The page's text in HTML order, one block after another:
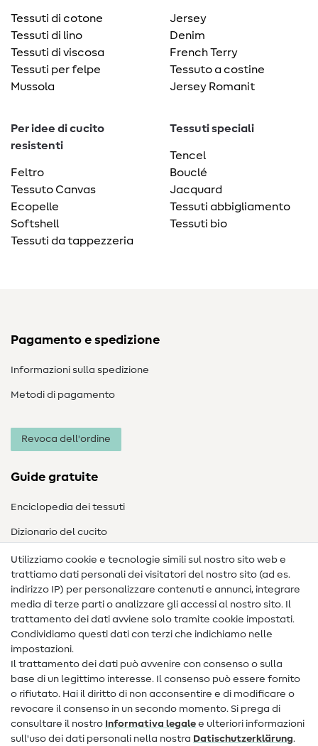
Tessuti di cotone
Tessuti di lino
Tessuti di viscosa
Tessuti per felpe
Mussola
Jersey
Denim
French Terry
Tessuto a costine
Jersey Romanit
Per idee di cucito
resistenti
Feltro
Tessuto Canvas
Ecopelle
Softshell
Tessuti da tappezzeria
Tessuti speciali
Tencel
Bouclé
Jacquard
Tessuti abbigliamento
Tessuti bio
Pagamento e spedizione
Informazioni sulla spedizione
Metodi di pagamento
Revoca dell'ordine
Guide gratuite
Enciclopedia dei tessuti
Dizionario del cucito
Nähanleitungen
Assistenza e contatto
Contatto
Informazioni sul nuovo proprietario
FAQ
Diritto di recesso
Popolare
Utilizziamo cookie e tecnologie simili sul nostro sito web e
trattiamo dati personali dei visitatori del nostro sito (ad es.
indirizzo IP) per personalizzare contenuti e annunci, integrare
media di terze parti o analizzare gli accessi al nostro sito. Il
trattamento dei dati avviene solo tramite cookie impostati.
Condividiamo questi dati con terzi che indichiamo nelle
impostazioni.
Il trattamento dei dati può avvenire con consenso o sulla
base di un legittimo interesse. Il consenso può essere fornito
o rifiutato. Hai il diritto di non acconsentire e di modificare o
revocare il consenso in un secondo momento. Si prega di
consultare il nostro Informativa legale e ulteriori informazioni
sull'uso dei dati personali nella nostra Dati­schutz­erklärung.